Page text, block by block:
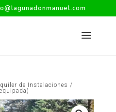
de Instalaciones /